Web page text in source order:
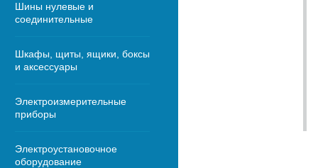
Шины нулевые и
соединительные
Шкафы, щиты, ящики, боксы
и аксессуары
Электроизмерительные
приборы
Электроустановочное
оборудование